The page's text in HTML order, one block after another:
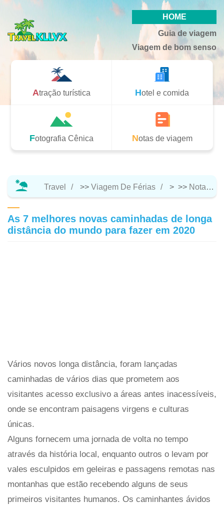
HOME
Guia de viagem
Viagem de bom senso
Atração turística Hotel e comida
Fotografia Cênica Notas de viagem
Travel >> Viagem De Férias > >> Notas De Viagem
As 7 melhores novas caminhadas de longa
distância do mundo para fazer em 2020
Vários novos longa distância, foram lançadas
caminhadas de vários dias que prometem aos
visitantes acesso exclusivo a áreas antes inacessíveis,
onde se encontram paisagens virgens e culturas
únicas.
Alguns fornecem uma jornada de volta no tempo
através da história local, enquanto outros o levam por
vales esculpidos em geleiras e passagens remotas nas
montanhas que estão recebendo alguns de seus
primeiros visitantes humanos. Os caminhantes ávidos